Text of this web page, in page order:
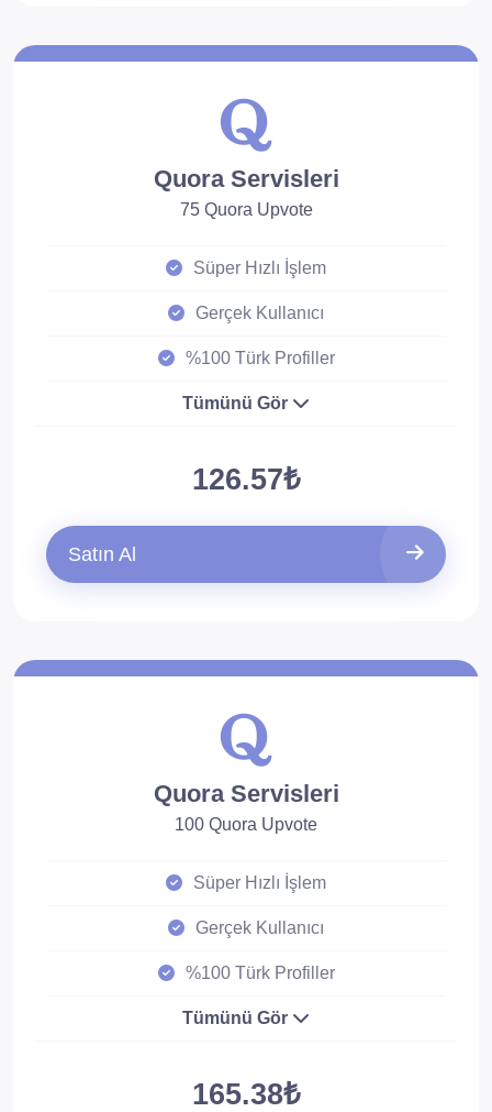
Quora Servisleri
75 Quora Upvote
Süper Hızlı İşlem
Gerçek Kullanıcı
%100 Türk Profiller
Tümünü Gör
126.57₺
Satın Al
Quora Servisleri
100 Quora Upvote
Süper Hızlı İşlem
Gerçek Kullanıcı
%100 Türk Profiller
Tümünü Gör
165.38₺